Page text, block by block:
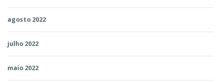
agosto 2022
julho 2022
maio 2022